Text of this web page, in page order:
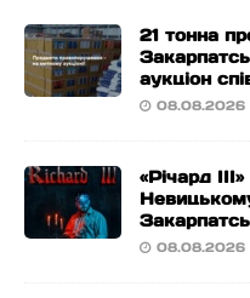
21 тонна
аукціон
08.08.2026
«Річард
08.08.2026